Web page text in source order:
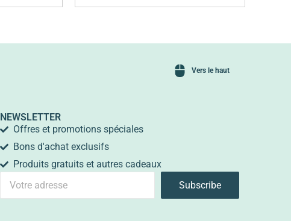
Vers le haut
NEWSLETTER
Offres et promotions spéciales
Bons d'achat exclusifs
Produits gratuits et autres cadeaux
Subscribe